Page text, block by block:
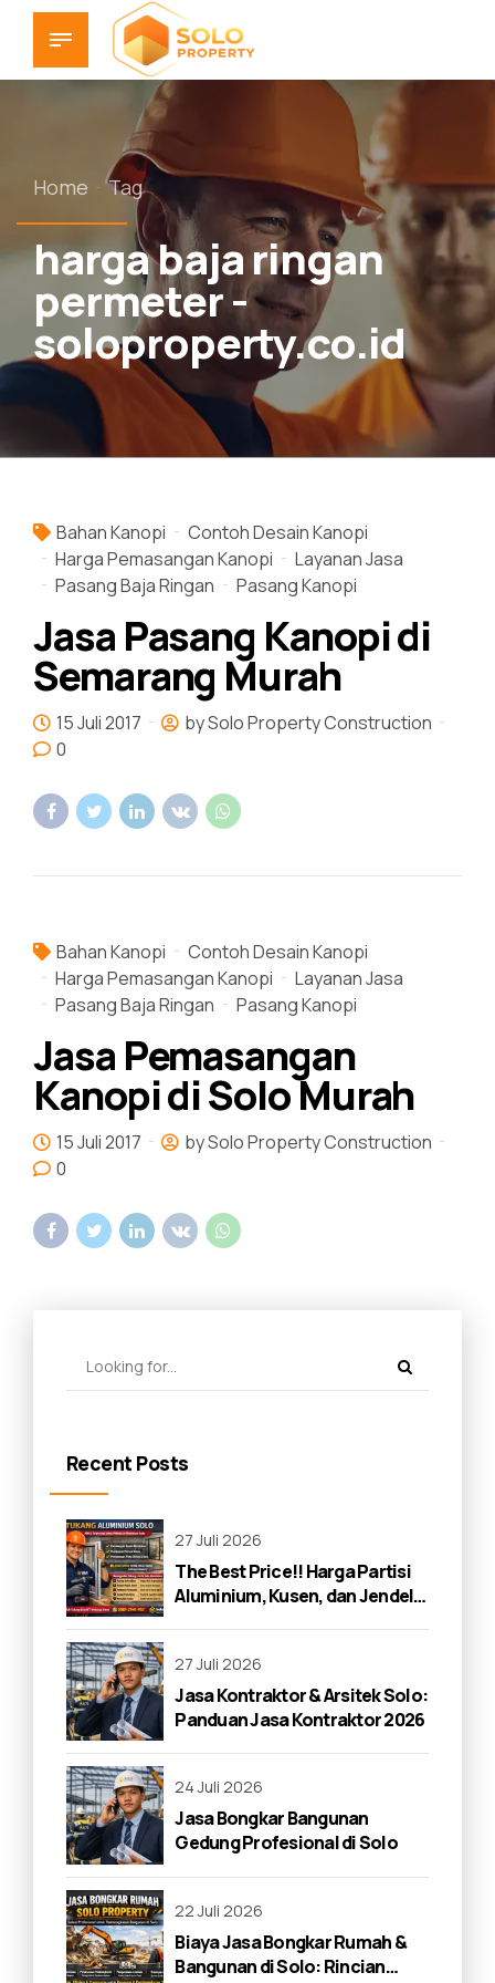
Home Tag
harga baja ringan
permeter -
soloproperty.co.id
Bahan Kanopi
Contoh Desain Kanopi
Harga Pemasangan Kanopi
Layanan Jasa
Pasang Baja Ringan
Pasang Kanopi
Jasa Pasang Kanopi di
Semarang Murah
15 Juli 2017
by Solo Property Construction
0
Bahan Kanopi
Contoh Desain Kanopi
Harga Pemasangan Kanopi
Layanan Jasa
Pasang Baja Ringan
Pasang Kanopi
Jasa Pemasangan
Kanopi di Solo Murah
15 Juli 2017
by Solo Property Construction
0
Recent Posts
27 Juli 2026
The Best Price!! Harga Partisi
Aluminium, Kusen, dan Jendela
27 Juli 2026
Jasa Kontraktor & Arsitek Solo:
Panduan Jasa Kontraktor 2026
24 Juli 2026
Jasa Bongkar Bangunan
Gedung Profesional di Solo
22 Juli 2026
Biaya Jasa Bongkar Rumah &
Bangunan di Solo: Rincian